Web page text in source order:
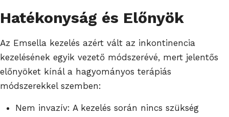
Hatékonyság és Előnyök
Az Emsella kezelés azért vált az inkontinencia
kezelésének egyik vezető módszerévé, mert jelentős
előnyöket kínál a hagyományos terápiás
módszerekkel szemben:
Nem invazív: A kezelés során nincs szükség